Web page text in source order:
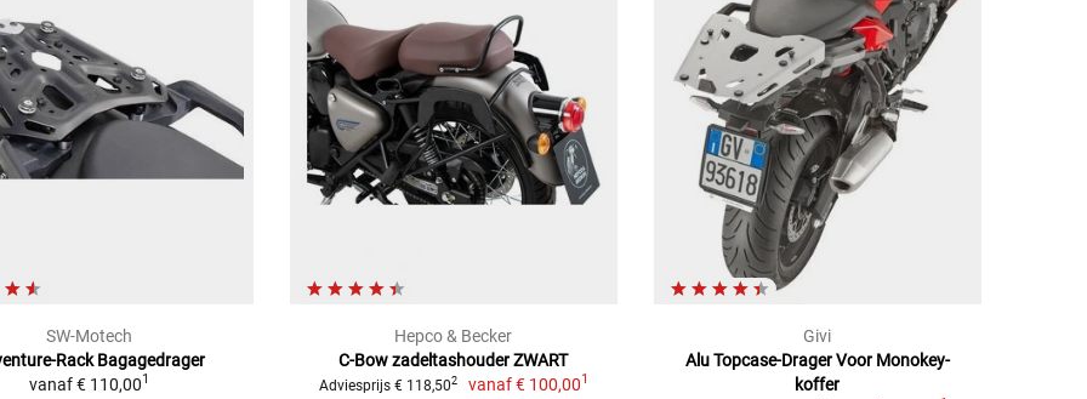
SW-Motech
Rack Bagagedrager
vanaf€ 110,001
Hepco & Becker
C-Bow zadeltashouder ZWART
Adviesprijs € 118,502 vanaf€ 100,001
Givi
Alu Topcase-Drager Voor Monokey-
koffer